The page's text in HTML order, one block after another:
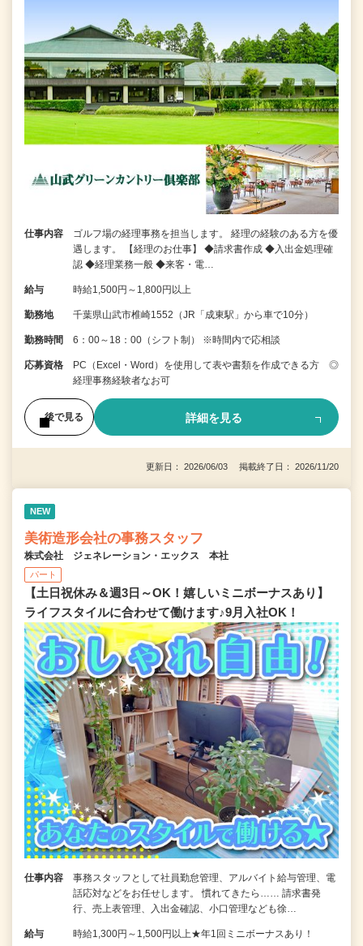
仕事内容
ゴルフ場の経理事務を担当します。 経理の経験のある方を優
遇します。 【経理のお仕事】 ◆請求書作成 ◆入出金処理確
認 ◆経理業務一般 ◆来客・電…
給与 時給1,500円～1,800円以上
勤務地 千葉県山武市椎崎1552（JR「成東駅」から車で10分）
勤務時間 6：00～18：00（シフト制） ※時間内で応相談
応募資格
PC（Excel・Word）を使用して表や書類を作成できる方 ◎
経理事務経験者なお可
後で見る 詳細を見る
更新日： 2026/06/03 掲載終了日： 2026/11/20
NEW
美術造形会社の事務スタッフ
株式会社 ジェネレーション・エックス 本社
パート
【土日祝休み＆週3日～OK！嬉しいミニボーナスあり】
ライフスタイルに合わせて働けます♪9月入社OK！
仕事内容
事務スタッフとして社員勤怠管理、アルバイト給与管理、電
話応対などをお任せします。 慣れてきたら…… 請求書発
行、売上表管理、入出金確認、小口管理なども徐…
給与 時給1,300円～1,500円以上★年1回ミニボーナスあり！